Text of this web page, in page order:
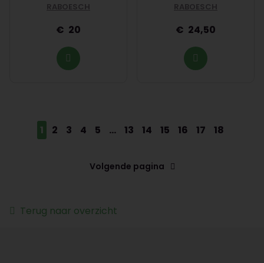
RABOESCH
20
RABOESCH
24,50
1 2 3 4 5 ... 13 14 15 16 17 18
Volgende pagina
Terug naar overzicht